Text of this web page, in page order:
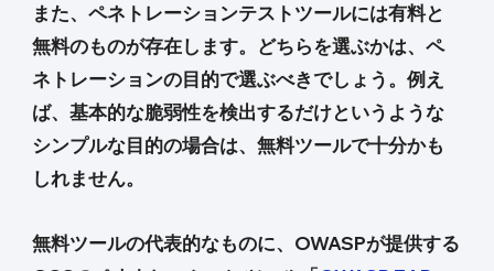
また、ペネトレーションテストツールには有料と
無料のものが存在します。どちらを選ぶかは、ペ
ネトレーションの目的で選ぶべきでしょう。例え
ば、基本的な脆弱性を検出するだけというような
シンプルな目的の場合は、無料ツールで十分かも
しれません。
無料ツールの代表的なものに、OWASPが提供する